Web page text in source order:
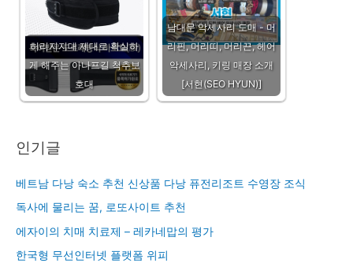
허리지지대 제대로 확실하
게 해주는 아나프길 척추보
호대
남대문 악세사리 도매 - 머
리핀, 머리띠, 머리끈, 헤어
악세사리, 키링 매장 소개
[서현(SEO HYUN)]
인기글
베트남 다낭 숙소 추천 신상품 다낭 퓨전리조트 수영장 조식
독사에 물리는 꿈, 로또사이트 추천
에자이의 치매 치료제 – 레카네맙의 평가
한국형 무선인터넷 플랫폼 위피